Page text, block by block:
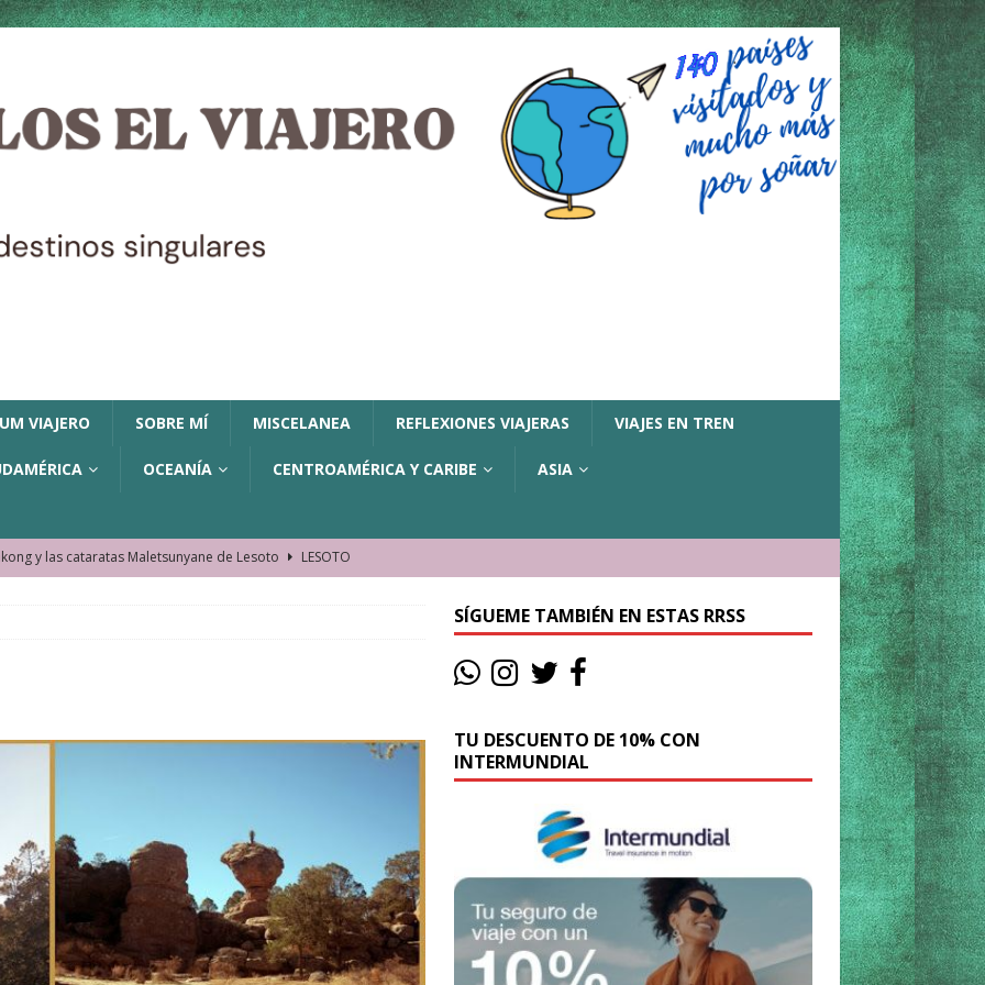
VIAJERO SOBRE MÍ MISCELANEA REFLEXIONES VIAJERAS VIAJES EN TREN
OCEANÍA CENTROAMÉRICA Y CARIBE ASIA
y las cataratas Maletsunyane de Lesoto
LESOTO
La historia de la misteriosa avioneta de la playa
JAMAICA
Manama. La capital de Baréin
El barrio más castizo de Malabo GUINEA ECUATORIAL
SÍGUEME TAMBIÉN EN ESTAS RRSS
TU DESCUENTO DE 10% CON
INTERMUNDIAL